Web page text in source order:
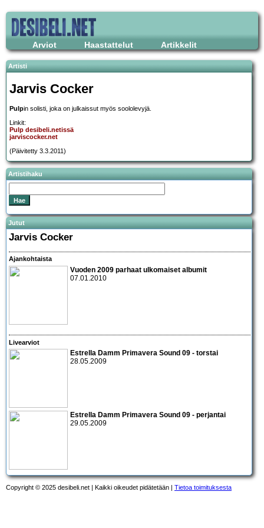
Arviot Haastattelut Artikkelit
Artisti
Jarvis Cocker
Pulpin solisti, joka on julkaissut myös soololevyjä.
Linkit:
Pulp desibeli.netissä
jarviscocker.net
(Päivitetty 3.3.2011)
Artistihaku
Jutut
Jarvis Cocker
Ajankohtaista
Vuoden 2009 parhaat ulkomaiset albumit
07.01.2010
Livearviot
Estrella Damm Primavera Sound 09 - torstai
28.05.2009
Estrella Damm Primavera Sound 09 - perjantai
29.05.2009
Copyright © 2025 desibeli.net | Kaikki oikeudet pidätetään | Tietoa toimituksesta